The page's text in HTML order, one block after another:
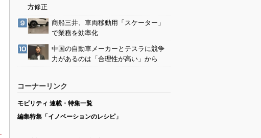
方修正
商船三井、車両移動用「スケーター」
で業務を効率化
中国の自動車メーカーとテスラに競争
力があるのは「合理性が高い」から
コーナーリンク
モビリティ 連載・特集一覧
編集特集「イノベーションのレシピ」